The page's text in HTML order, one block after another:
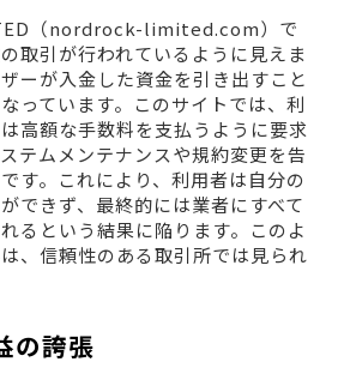
（nordrock-limited.com）で
取引が行われているように見えま
ーが入金した資金を引き出すこと
っています。このサイトでは、利
高額な手数料を支払うように要求
テムメンテナンスや規約変更を告
す。これにより、利用者は自分の
できず、最終的には業者にすべて
るという結果に陥ります。このよ
、信頼性のある取引所では見られ
の誇張